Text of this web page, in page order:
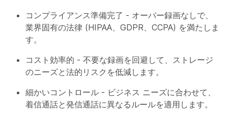
コンプライアンス準備完了 - オーバー録画なしで、
業界固有の法律 (HIPAA、GDPR、CCPA) を満たしま
す。
コスト効率的 - 不要な録画を回避して、ストレージ
のニーズと法的リスクを低減します。
細かいコントロール - ビジネス ニーズに合わせて、
着信通話と発信通話に異なるルールを適用します。